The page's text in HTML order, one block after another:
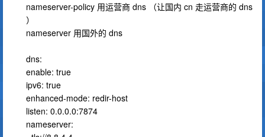
nameserver-policy 用运营商 dns （让国内 cn 走运营商的 dns
）
nameserver 用国外的 dns
dns:
enable: true
ipv6: true
enhanced-mode: redir-host
listen: 0.0.0.0:7874
nameserver: